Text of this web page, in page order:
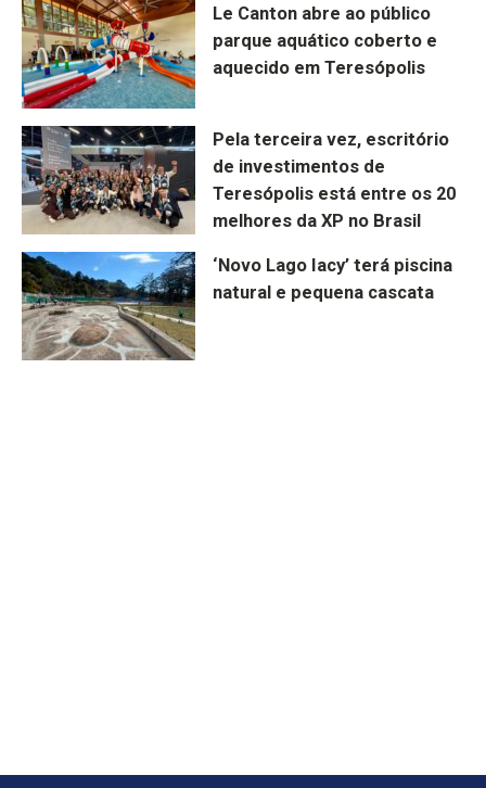
Le Canton abre ao público
parque aquático coberto e
aquecido em Teresópolis
Pela terceira vez, escritório
de investimentos de
Teresópolis está entre os 20
melhores da XP no Brasil
‘Novo Lago Iacy’ terá piscina
natural e pequena cascata